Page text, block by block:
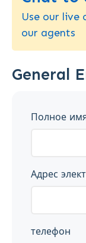
Use our
our agents
General
Полное
Адрес
телефон